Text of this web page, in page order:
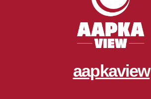
aapkaview